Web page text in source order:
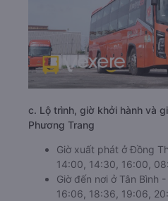
c. Lộ trình, giờ khởi hành và
Phương Trang
Giờ xuất phát ở Đồng
14:00, 14:30, 16:00,
Giờ đến nơi ở Tân Bình
16:06, 18:36, 19:06,